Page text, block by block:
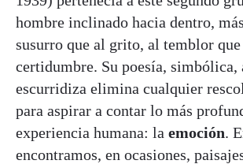
hombre inclinado hacia dentro,
susurro que al grito, al temblor que
certidumbre. Su poesía, simbólica,
escurridiza elimina cualquier
para aspirar a contar lo más
experiencia humana: la emoción.
encontramos, en ocasiones,